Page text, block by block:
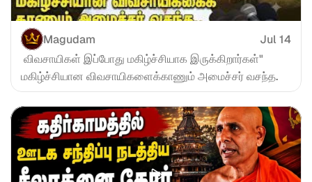
Magudam
Jul 14
மகிழ்ச்சியான விவசாயிகளைக்காணும் அமைச்சர் வசந்த.